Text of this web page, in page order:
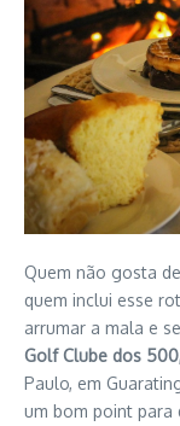
Quem não gosta
quem inclui esse
arrumar a mala e
Golf Clube dos
Paulo, em
um bom point para